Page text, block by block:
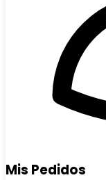
Mis Pedidos